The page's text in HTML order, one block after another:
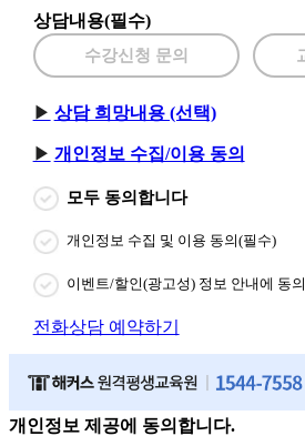
상담내용(필수)
수강신청 문의
상담 희망내용 (선택)
개인정보 수집/이용 동의
모두 동의합니다
개인정보 수집 및 이용 동의(필수)
이벤트/할인(광고성) 정보 안내에 동
전화상담 예약하기
개인정보 제공에 동의합니다.